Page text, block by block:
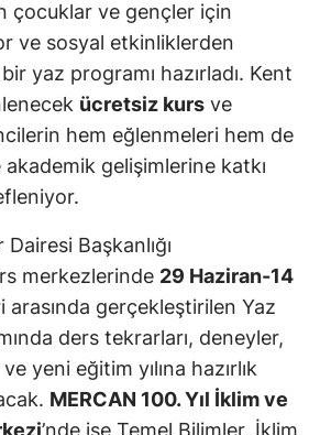
çocuklar ve gençler için
ve sosyal etkinliklerden
yaz programı hazırladı. Kent
ücretsiz kurs ve
hem eğlenmeleri hem de
gelişimlerine katkı
Başkanlığı
merkezlerinde 29 Haziran-14
arasında gerçekleştirilen Yaz
ders tekrarları, deneyler,
yeni eğitim yılına hazırlık
MERCAN 100. Yıl İklim ve
’nde ise Temel Bilimler, İklim